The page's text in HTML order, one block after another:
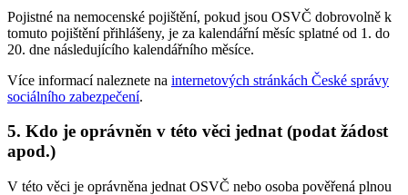
Pojistné na nemocenské pojištění, pokud jsou OSVČ dobrovolně k
tomuto pojištění přihlášeny, je za kalendářní měsíc splatné od 1. do
20. dne následujícího kalendářního měsíce.
Více informací naleznete na internetových stránkách České správy
sociálního zabezpečení.
5. Kdo je oprávněn v této věci jednat (podat žádost
apod.)
V této věci je oprávněna jednat OSVČ nebo osoba pověřená plnou